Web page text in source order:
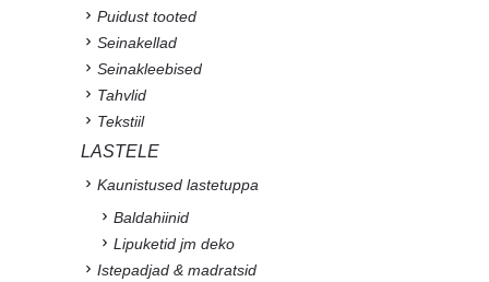
Puidust tooted
Seinakellad
Seinakleebised
Tahvlid
Tekstiil
LASTELE
Kaunistused lastetuppa
Baldahiinid
Lipuketid jm deko
Istepadjad & madratsid